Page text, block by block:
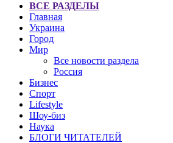
ВСЕ РАЗДЕЛЫ
Главная
Украина
Город
Мир
Все новости раздела
Россия
Бизнес
Спорт
Lifestyle
Шоу-биз
Наука
БЛОГИ ЧИТАТЕЛЕЙ